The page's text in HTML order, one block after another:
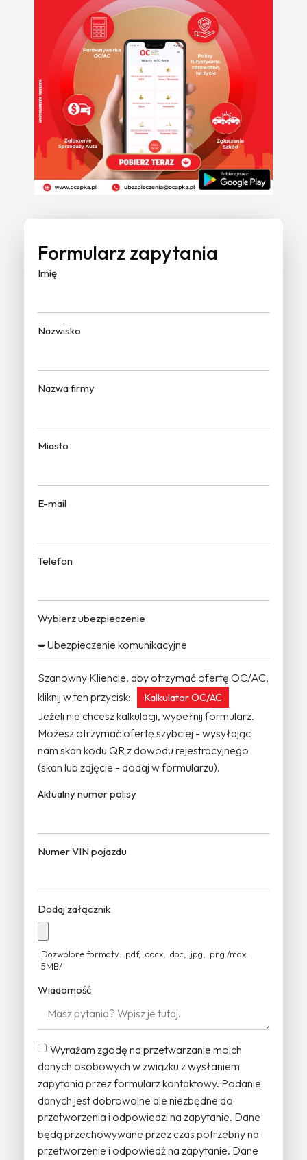
Formularz zapytania
Imię
Nazwisko
Nazwa firmy
Miasto
E-mail
Telefon
Wybierz ubezpieczenie
Szanowny Kliencie, aby otrzymać ofertę OC/AC,
kliknij w ten przycisk:
Kalkulator OC/AC
Jeżeli nie chcesz kalkulacji, wypełnij formularz.
Możesz otrzymać ofertę szybciej - wysyłając
nam skan kodu QR z dowodu rejestracyjnego
(skan lub zdjęcie - dodaj w formularzu).
Aktualny numer polisy
Numer VIN pojazdu
Dodaj załącznik
Dozwolone formaty: .pdf, .docx, .doc, .jpg, .png /max.
5MB/
Wiadomość
Wyrażam zgodę na przetwarzanie moich
danych osobowych w związku z wysłaniem
zapytania przez formularz kontaktowy. Podanie
danych jest dobrowolne ale niezbędne do
przetworzenia i odpowiedzi na zapytanie. Dane
będą przechowywane przez czas potrzebny na
przetworzenie i odpowiedź na zapytanie. Dane